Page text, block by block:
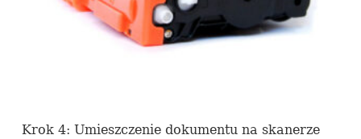
Krok 4: Umieszczenie dokumentu na skanerze